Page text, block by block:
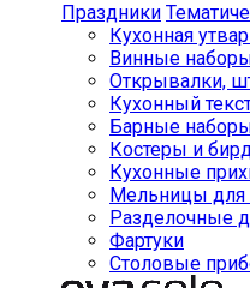
Праздники
Кухонная
Винные
Открывалки,
Кухонный
Барные
Костеры и
Кухонные
Мельницы для
Разделочные
Фартуки
Столовые